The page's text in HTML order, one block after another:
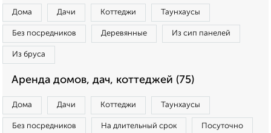
Дома Дачи Коттеджи Таунхаусы
Без посредников Деревянные Из сип панелей
Из бруса
Аренда домов, дач, коттеджей (75)
Дома Дачи Коттеджи Таунхаусы
Без посредников На длительный срок Посуточно